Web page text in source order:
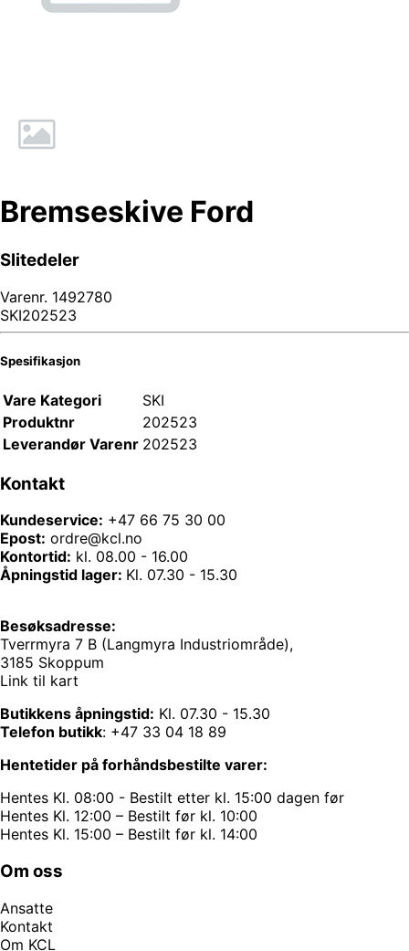
Bremseskive Ford
Slitedeler
Varenr. 1492780
SKI202523
Spesifikasjon
Vare Kategori
SKI
Produktnr
202523
Leverandør Varenr 202523
Kontakt
Kundeservice: +47 66 75 30 00
Epost: ordre@kcl.no
Kontortid: kl. 08.00 - 16.00
Åpningstid lager: Kl. 07.30 - 15.30
Besøksadresse:
Tverrmyra 7 B (Langmyra Industriområde),
3185 Skoppum
Link til kart
Butikkens åpningstid: Kl. 07.30 - 15.30
Telefon butikk: +47 33 04 18 89
Hentetider på forhåndsbestilte varer:
Hentes Kl. 08:00 - Bestilt etter kl. 15:00 dagen før
Hentes Kl. 12:00 – Bestilt før kl. 10:00
Hentes Kl. 15:00 – Bestilt før kl. 14:00
Om oss
Ansatte
Kontakt
Om KCL